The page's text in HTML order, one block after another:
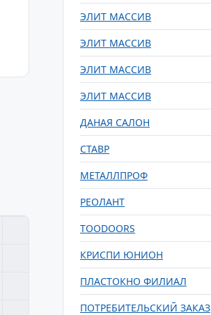
ЭЛИТ МАССИВ
ЭЛИТ МАССИВ
ЭЛИТ МАССИВ
ЭЛИТ МАССИВ
ДАНАЯ САЛОН
СТАВР
МЕТАЛЛПРОФ
РЕОЛАНТ
TOODOORS
КРИСПИ ЮНИОН
ПЛАСТОКНО ФИЛИАЛ
ПОТРЕБИТЕЛЬСКИЙ ЗАКАЗ